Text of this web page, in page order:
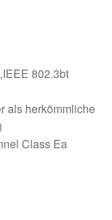
802.3bt
als herkömmliche
Class Ea